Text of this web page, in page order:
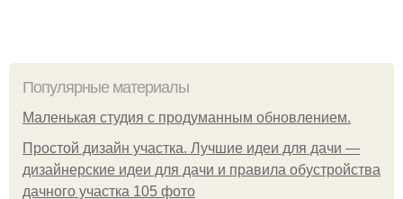
Популярные материалы
Маленькая студия с продуманным обновлением.
Простой дизайн участка. Лучшие идеи для дачи —
дизайнерские идеи для дачи и правила обустройства
дачного участка 105 фото